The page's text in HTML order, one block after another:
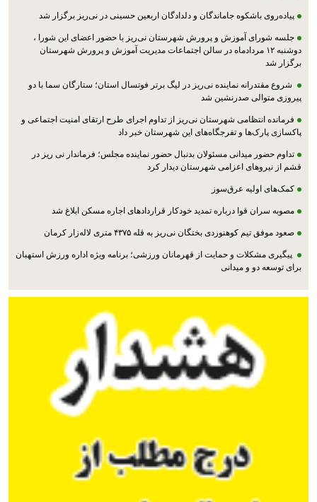
پیاده‌روی باشکوه جاماندگان و دلدادگان اربعین حسینی در نی‌ریز برگزار شد
جلسه شورای آموزش و پرورش شهرستان نی‌ریز با حضور اعضای این شورا ،
دوشنبه ۱۲ مردادماه در سالن اجتماعات مدیریت آموزش و پرورش شهرستان
برگزار شد
شروع مقتدرانه نماینده نی‌ریز در لیگ برتر فوتسال استان؛ ستارگان سما با دو
پیروزی متوالی صدرنشین شد
فرمانده انتظامی شهرستان نی‌ریز از تداوم اجرای طرح ارتقای امنیت اجتماعی و
پاکسازی پارک‌ها و تفرجگاه‌های این شهرستان خبر داد
تداوم حضور میدانی مسئولان بدنبال حضور نماینده مجلس؛ فرماندار نی ریز در
قشم از نیروهای اعزامی شهرستان دیدار کرد
کمک‌های اولیه عرق‌سوز
مصوبه سران قوا درباره تمدید خودکار قراردادهای اجاره مسکن ابلاغ شد
صعود موفق تیم کوهنوردی بختگان نی‌ریز به قله ۴۳۷۵ متری لاله‌زار کرمان
پیگیری مشکلات و حمایت از قهرمانان ورزشی؛ برنامه ویژه اداره ورزش استهبان
برای توسعه دو و میدانی